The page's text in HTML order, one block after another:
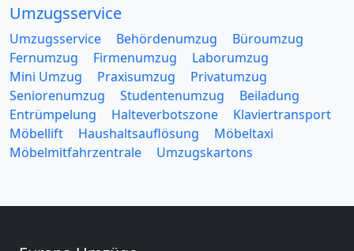
Umzugsservice
Umzugsservice Behördenumzug
Büroumzug
Fernumzug
Firmenumzug
Laborumzug
Mini Umzug
Praxisumzug
Privatumzug
Seniorenumzug
Studentenumzug
Beiladung
Entrümpelung
Halteverbotszone
Klaviertransport
Möbellift
Haushaltsauflösung
Möbeltaxi
Möbelmitfahrzentrale
Umzugskartons